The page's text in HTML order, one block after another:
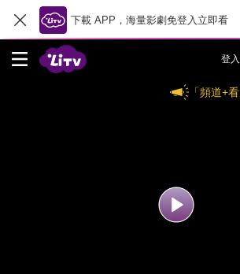
下載 APP，海量影劇免登入立即看
登
「頻道+